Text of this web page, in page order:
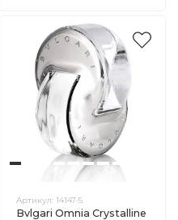
Артикул: 14147-5
Bvlgari Omnia Crystalline